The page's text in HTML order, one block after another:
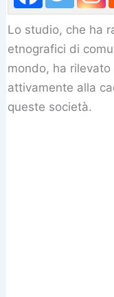
Lo studio, che ha
etnografici di
mondo, ha
attivamente alla
queste società.